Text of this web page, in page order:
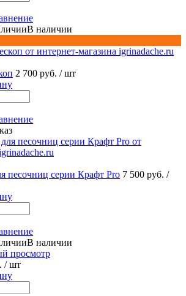
В наличии
2 700 руб. / шт
песочниц серии Крафт Pro 7 500 руб. /
В наличии
просмотр
/ шт